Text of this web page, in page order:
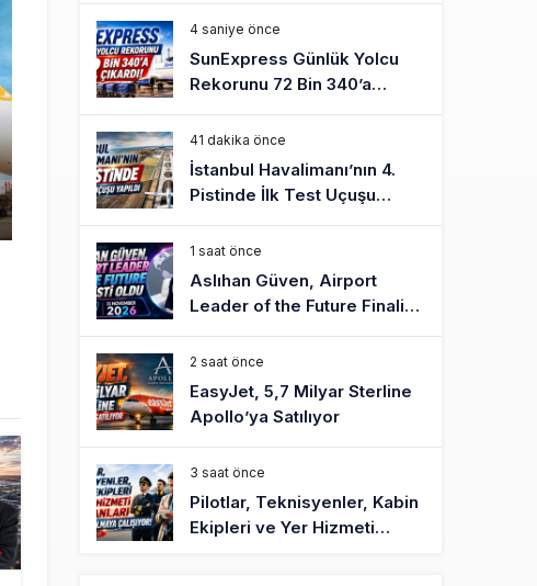
4 saniye önce
SunExpress Günlük Yolcu
Rekorunu 72 Bin 340’a
Çıkardı
41 dakika önce
İstanbul Havalimanı’nın 4.
Pistinde İlk Test Uçuşu
Yapıldı
1 saat önce
Aslıhan Güven, Airport
Leader of the Future Finalisti
Oldu
2 saat önce
EasyJet, 5,7 Milyar Sterline
Apollo’ya Satılıyor
3 saat önce
Pilotlar, Teknisyenler, Kabin
Ekipleri ve Yer Hizmeti